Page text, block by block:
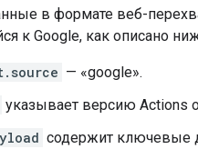
в формате веб-
к Google, как описано
— «google».
указывает версию Actions
содержит ключевые